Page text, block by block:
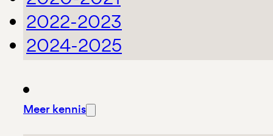
2022-2023
2024-2025
Meer kennis